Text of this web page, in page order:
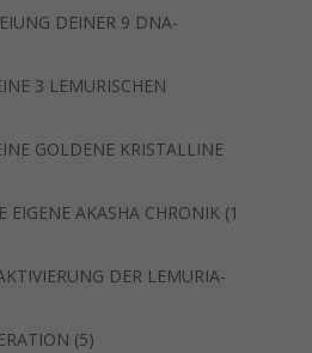
DEINER 9 DNA-
3 LEMURISCHEN
GOLDENE KRISTALLINE
EIGENE AKASHA CHRONIK 1
DER LEMURIA-
55